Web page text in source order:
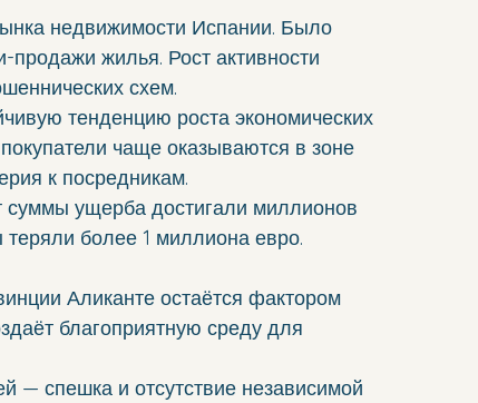
недвижимости Испании. Было
продажи жилья. Рост активности
схем.
тенденцию роста экономических
чаще оказываются в зоне
к посредникам.
суммы ущерба достигали миллионов
более 1 миллиона евро.
Аликанте остаётся фактором
благоприятную среду для
— спешка и отсутствие независимой